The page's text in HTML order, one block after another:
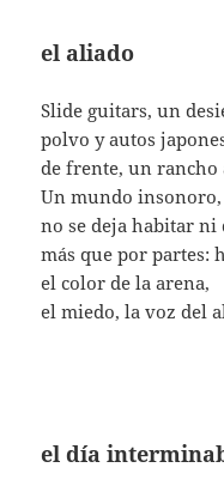
el aliado
Slide guitars, un
polvo y autos
de frente, un rancho
Un mundo
no se deja habitar ni
más que por partes:
el color de la arena,
el miedo, la voz del
el día